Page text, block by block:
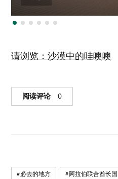
请浏览：沙漠中的哇噢噢
阅读评论 0
#必去的地方 #阿拉伯联合酋长国